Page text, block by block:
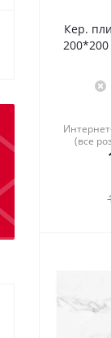
Кер.
200*200
(все